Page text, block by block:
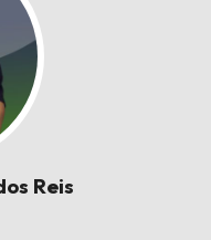
Reis